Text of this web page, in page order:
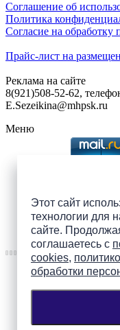
Этот сайт
технологии для
сайте.
соглашаетесь с
cookies,
обработки
Соглашение об
Политика
Согласие на
Прайс-лист на
Реклама на сайте
8(921)508-52-62,
E.Sezeikina@mhpsk.ru
Меню
Подпишись
ПАИ в